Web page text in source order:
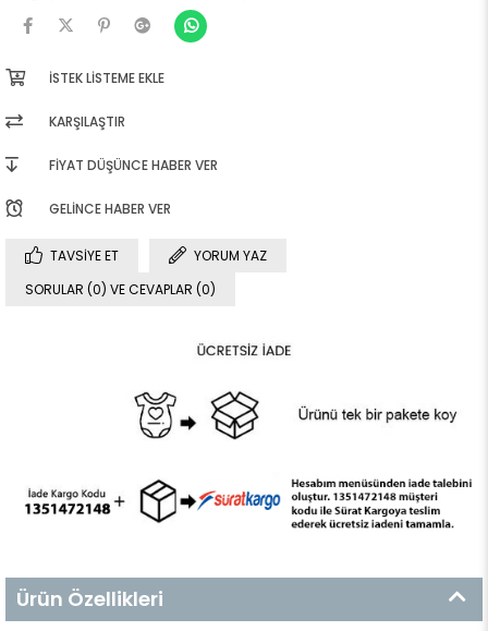
İSTEK LISTEME EKLE
KARŞILAŞTIR
FIYAT DÜŞÜNCE HABER VER
GELINCE HABER VER
TAVSIYE ET
YORUM YAZ
SORULAR (0) VE CEVAPLAR (0)
Ürün Özellikleri